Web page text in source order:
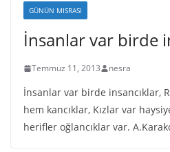
GÜNÜN MISRASI
İnsanlar var birde
Temmuz 11, 2013 nesra
İnsanlar var birde insancıklar,
hem kancıklar, Kızlar var
herifler oğlancıklar var.